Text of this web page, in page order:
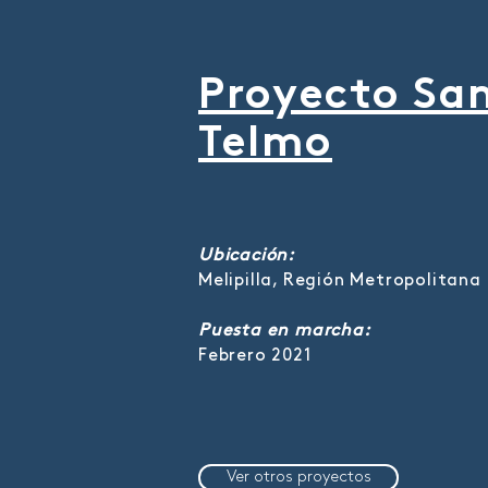
Proyecto
Telmo
Ubicación:
Melipilla, Región Metropolitana
Puesta en marcha:
Febrero 2021
Ver otros proyectos